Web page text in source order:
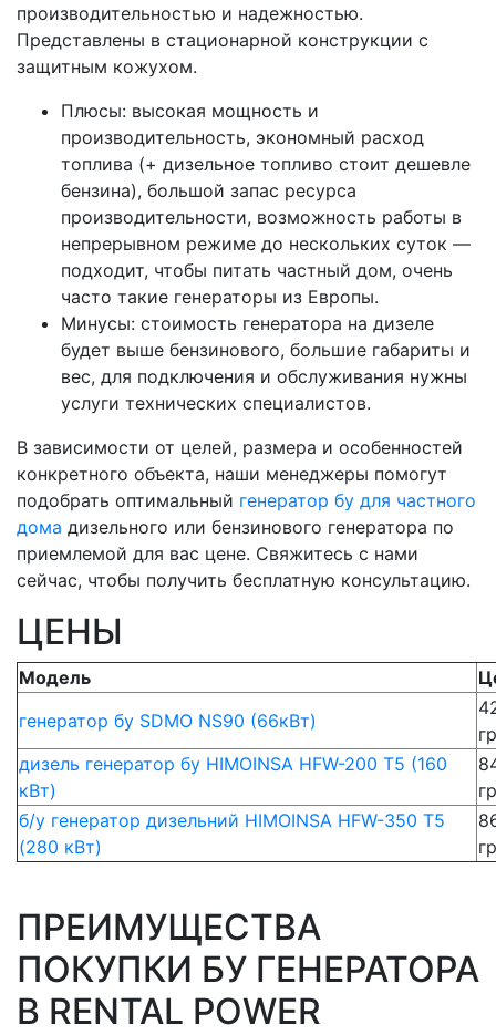
производительностью и надежностью.
Представлены в стационарной конструкции с
защитным кожухом.
Плюсы: высокая мощность и
производительность, экономный расход
топлива (+ дизельное топливо стоит дешевле
бензина), большой запас ресурса
производительности, возможность работы в
непрерывном режиме до нескольких суток —
подходит, чтобы питать частный дом, очень
часто такие генераторы из Европы.
Минусы: стоимость генератора на дизеле
будет выше бензинового, большие габариты и
вес, для подключения и обслуживания нужны
услуги технических специалистов.
В зависимости от целей, размера и особенностей
конкретного объекта, наши менеджеры помогут
подобрать оптимальный генератор бу для частного
дома дизельного или бензинового генератора по
приемлемой для вас цене. Свяжитесь с нами
сейчас, чтобы получить бесплатную консультацию.
ЦЕНЫ
Модель
генератор бу SDMO NS90 (66кВт)
дизель генератор бу HIMOINSA HFW-200 T5 (160
кВт)
б/у генератор дизельний HIMOINSA HFW-350 T5
(280 кВт)
ПРЕИМУЩЕСТВА
ПОКУПКИ БУ ГЕНЕРАТОРА
В RENTAL POWER